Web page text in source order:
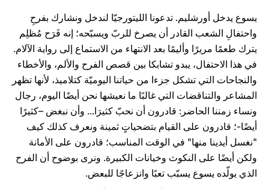
يسوع يدخل أورشليم. تدعونا الليتورجيّا لندخل ونشارك بفرحِ
واحتفالِ الشعب القادر أن يصرخ للربّ ويسبّحه؛ إنه فَرَح مُظلِم
يترك طعمًا مريرًا وأليمًا بعد الانتهاء من الاستماع إلى رواية الآلام.
في هذا الاحتفال، يبدو تشابكا بين قصص الفرح والألم، والأخطاء
والنجاحات التي تشكل جزءا من حياتنا اليوميّة كتلاميذ، لأنها تظهر
المشاعر والتناقضات التي غالبًا ما نعيشها نحن أيضًا اليوم، رجال
ونساء زمننا الحاضر: قادرون أن نحبّ كثيرَا... وأن نبغض –كثيرًا
أيضًا-؛ قادرون على القيام بتضحياتٍ ثمينة ونعرف كذلك كيف
"نغسل أيدينا منها" في الوقت المناسب؛ قادرون على الأمانة
ولكن أيضًا على النكوث وخيانات الكبيرة. ونرى بوضوح أن الفرح
الذي يولّده يسوع يسبّب تعبًا وانزعاجًا للبعض.